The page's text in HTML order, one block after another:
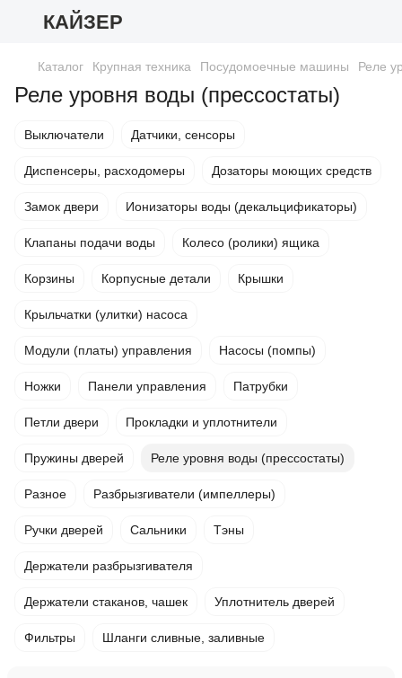
КАЙЗЕР
Каталог Крупная техника Посудомоечные машины Реле
Реле уровня воды (прессостаты)
Выключатели Датчики, сенсоры
Диспенсеры, расходомеры Дозаторы моющих средств
Замок двери Ионизаторы воды (декальцификаторы)
Клапаны подачи воды Колесо (ролики) ящика
Корзины Корпусные детали Крышки
Крыльчатки (улитки) насоса
Модули (платы) управления Насосы (помпы)
Ножки Панели управления Патрубки
Петли двери Прокладки и уплотнители
Пружины дверей Реле уровня воды (прессостаты)
Разное Разбрызгиватели (импеллеры)
Ручки дверей Сальники Тэны
Держатели разбрызгивателя
Держатели стаканов, чашек Уплотнитель дверей
Фильтры Шланги сливные, заливные